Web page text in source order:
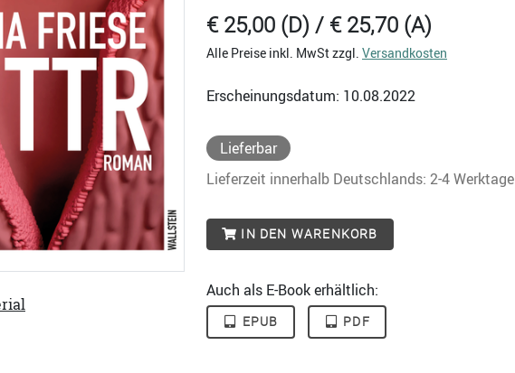
€ 25,00 (D) / € 25,70 (A)
Alle Preise inkl. MwSt zzgl. Versandkosten
Erscheinungsdatum: 10.08.2022
Lieferbar
Lieferzeit innerhalb Deutschlands: 2-4 Werktage
IN DEN WARENKORB
Auch als E-Book erhältlich:
EPUB PDF